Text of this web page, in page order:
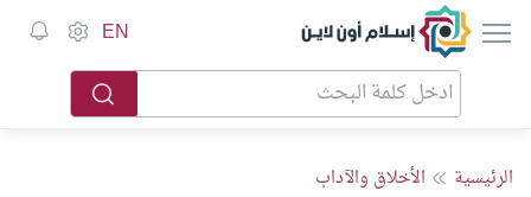
إسلام أون لاين EN
الرئيسية الأخلاق والآداب